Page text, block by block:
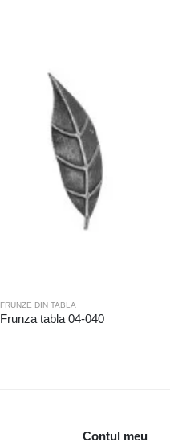
FRUNZE DIN TABLA
Frunza tabla 04-040
Contul meu